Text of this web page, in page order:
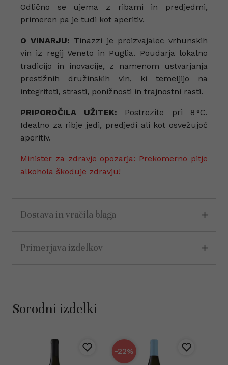
Odlično se ujema z ribami in predjedmi,
primeren pa je tudi kot aperitiv.
O VINARJU: Tinazzi je proizvajalec vrhunskih
vin iz regij Veneto in Puglia. Poudarja lokalno
tradicijo in inovacije, z namenom ustvarjanja
prestižnih družinskih vin, ki temeljijo na
integriteti, strasti, ponižnosti in trajnostni rasti.
PRIPOROČILA UŽITEK: Postrezite pri 8 °C.
Idealno za ribje jedi, predjedi ali kot osvežujoč
aperitiv.
Minister za zdravje opozarja: Prekomerno pitje
alkohola škoduje zdravju!
Dostava in vračila blaga
Primerjava izdelkov
Sorodni izdelki
-22%